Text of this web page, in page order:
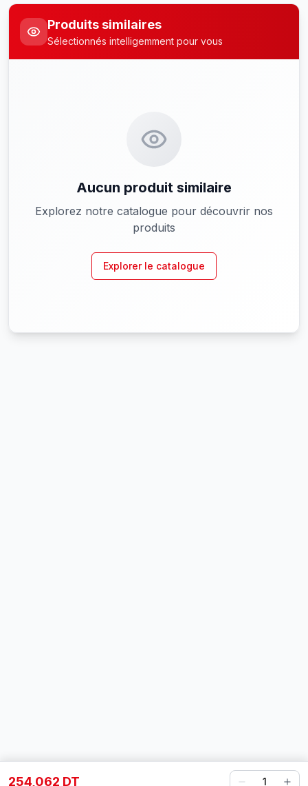
Produits similaires
Sélectionnés intelligemment pour vous
Aucun produit similaire
Explorez notre catalogue pour découvrir nos
produits
Explorer le catalogue
254,062 DT 1